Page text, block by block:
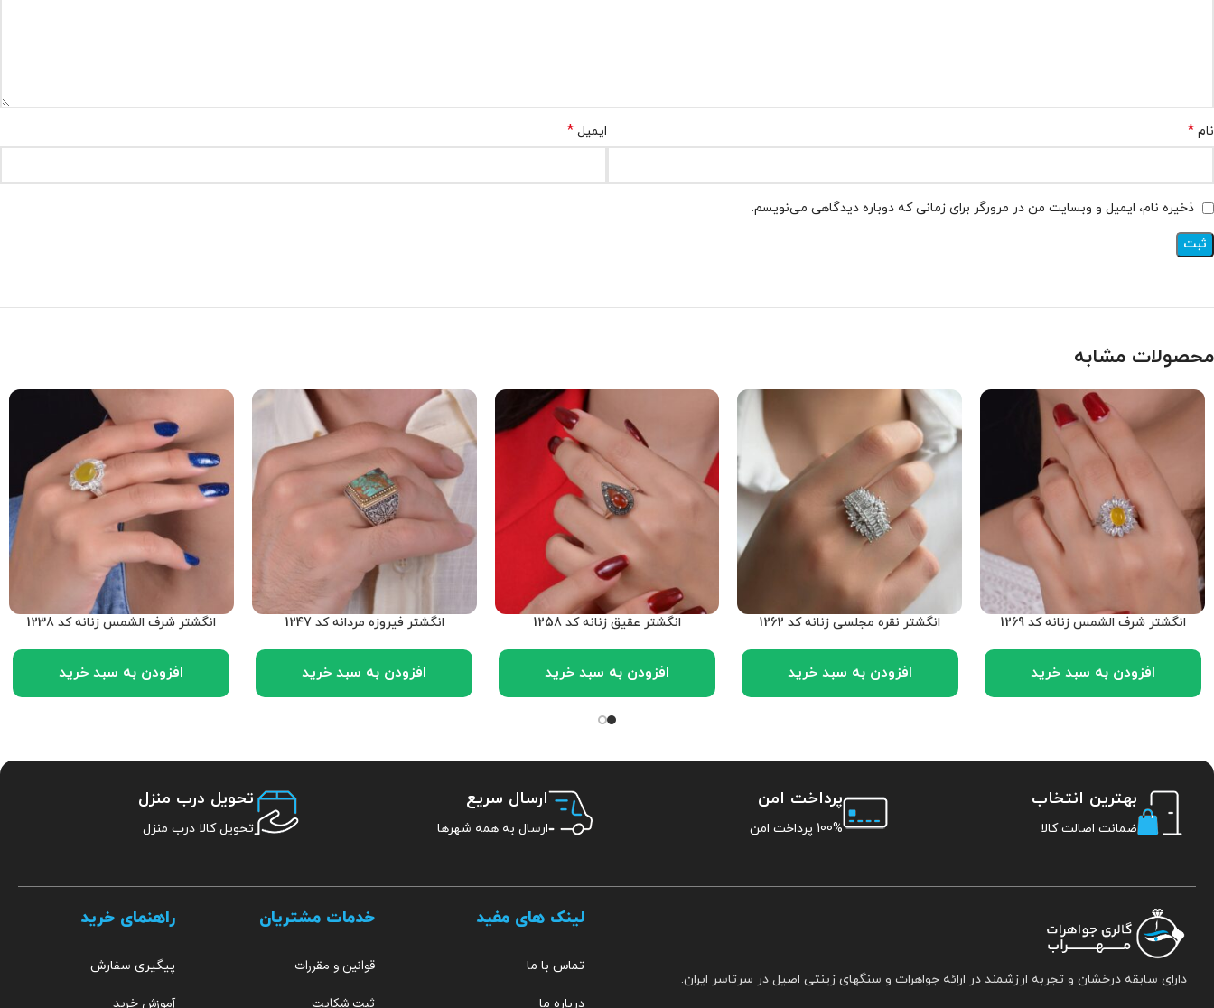
نام * ایمیل *
ذخیره نام، ایمیل و وبسایت من در مرورگر برای زمانی که دوباره دیدگاهی می‌نویسم.
محصولات مشابه
انگشتر شرف الشمس زنانه کد 1269
افزودن به سبد خرید
انگشتر نقره مجلسی زنانه کد 1262
افزودن به سبد خرید
انگشتر عقیق زنانه کد 1258
افزودن به سبد خرید
انگشتر فیروزه مردانه کد 1247
افزودن به سبد خرید
انگشتر شرف الشمس زنانه کد 1238
افزودن به سبد خرید
بهترین انتخاب
ضمانت اصالت کالا
پرداخت امن
100% پرداخت امن
ارسال سریع
ارسال به همه شهرها
تحویل درب منزل
تحویل کالا درب منزل
دارای سابقه درخشان و تجربه ارزشمند در ارائه جواهرات و سنگهای زینتی اصیل در سرتاسر ایران.
لینک های مفید
تماس با ما
درباره ما
خدمات مشتریان
قوانین و مقررات
ثبت شکایت
راهنمای خرید
پیگیری سفارش
آموزش خرید